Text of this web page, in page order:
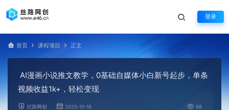
登录
首页 课程项目 正文
AI漫画小说推文教学，0基础自媒体小白新号起步，单条
视频收益1k+，轻松变现
丝路网创 2025-10-16 98